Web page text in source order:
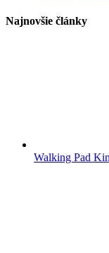
Najnovšie články
Walking Pad